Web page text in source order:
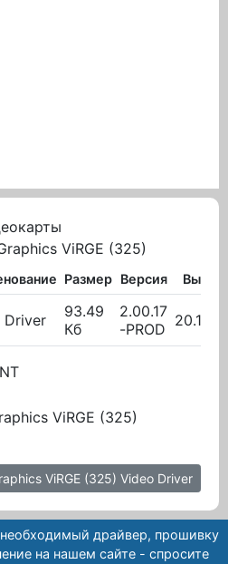
ViRGE (325)
Размер Версия
Driver
93.49
Кб
2.00.17
-PROD
ViRGE (325)
ViRGE (325) Video Driver
драйвер, прошивку
на нашем сайте - спросите